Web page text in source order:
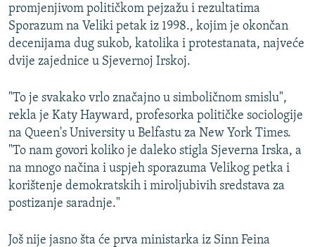
promjenjivom političkom pejzažu i rezultatima
Sporazum na Veliki petak iz 1998., kojim je okončan
decenijama dug sukob, katolika i protestanata, najveće
dvije zajednice u Sjevernoj Irskoj.
"To je svakako vrlo značajno u simboličnom smislu",
rekla je Katy Hayward, profesorka političke sociologije
na Queen's University u Belfastu za New York Times.
"To nam govori koliko je daleko stigla Sjeverna Irska, a
na mnogo načina i uspjeh sporazuma Velikog petka i
korištenje demokratskih i miroljubivih sredstava za
postizanje saradnje."
Još nije jasno šta će prva ministarka iz Sinn Feina